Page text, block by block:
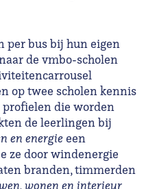
per bus bij hun eigen
de vmbo-scholen
op twee scholen kennis
die worden
de leerlingen bij
en energieeen
ze door windenergie
branden, timmerden
wonen en interieur